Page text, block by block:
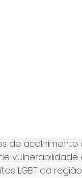
de
LGBT da